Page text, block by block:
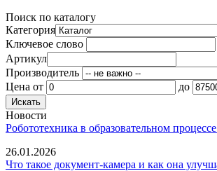
Поиск по каталогу
Категория
Ключевое слово
Артикул
Производитель
Цена от до
Новости
Робототехника в образовательном
26.01.2026
Что такое документ-камера и как она